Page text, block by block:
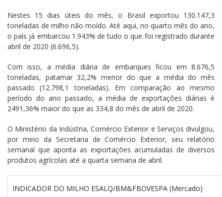
Nestes 15 dias úteis do mês, o Brasil exportou 130.147,3
toneladas de milho não moído. Até aqui, no quarto mês do ano,
o país já embarcou 1.943% de tudo o que foi registrado durante
abril de 2020 (6.696,5).
Com isso, a média diária de embarques ficou em 8.676,5
toneladas, patamar 32,2% menor do que a média do mês
passado (12.798,1 toneladas). Em comparação ao mesmo
período do ano passado, a média de exportações diárias é
2491,36% maior do que as 334,8 do mês de abril de 2020.
O Ministério da Indústria, Comércio Exterior e Serviços divulgou,
por meio da Secretaria de Comércio Exterior, seu relatório
semanal que aponta as exportações acumuladas de diversos
produtos agrícolas até a quarta semana de abril.
INDICADOR DO MILHO ESALQ/BM&FBOVESPA (Mercado)